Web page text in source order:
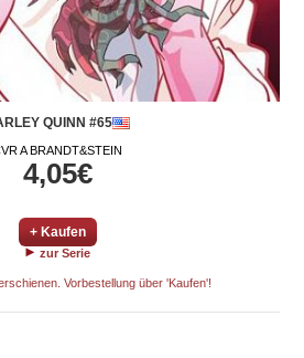
QUINN #65
A BRANDT&STEIN
4,05€
+ Kaufen
zur Serie
Vorbestellung über 'Kaufen'!